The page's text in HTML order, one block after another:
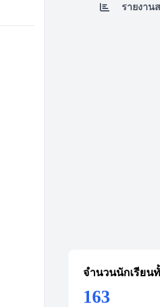
รายงาน
จำนวนนักเรียน
163